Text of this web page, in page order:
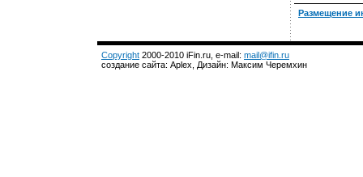
Размещение
Copyright 2000-2010 iFin.ru, e-mail: mail@ifin.ru
создание сайта: Aplex, Дизайн: Максим Черемхин